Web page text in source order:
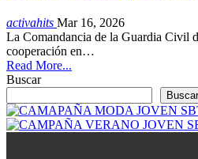
activahits Mar 16, 2026
La Comandancia de la Guardia Civil
cooperación en…
Read More...
Buscar
Buscar